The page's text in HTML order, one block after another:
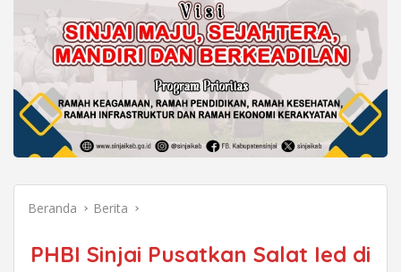
Beranda Berita
PHBI Sinjai Pusatkan Salat Ied di